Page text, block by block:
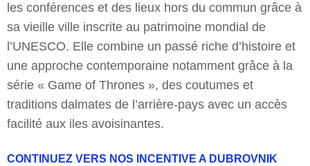
les conférences et des lieux hors du commun grâce à
sa vieille ville inscrite au patrimoine mondial de
l’UNESCO. Elle combine un passé riche d’histoire et
une approche contemporaine notamment grâce à la
série « Game of Thrones », des coutumes et
traditions dalmates de l’arrière-pays avec un accès
facilité aux iles avoisinantes.
CONTINUEZ VERS NOS INCENTIVE A DUBROVNIK